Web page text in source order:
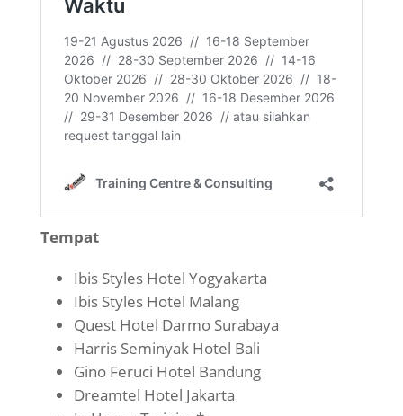
Tempat
Ibis Styles Hotel Yogyakarta
Ibis Styles Hotel Malang
Quest Hotel Darmo Surabaya
Harris Seminyak Hotel Bali
Gino Feruci Hotel Bandung
Dreamtel Hotel Jakarta